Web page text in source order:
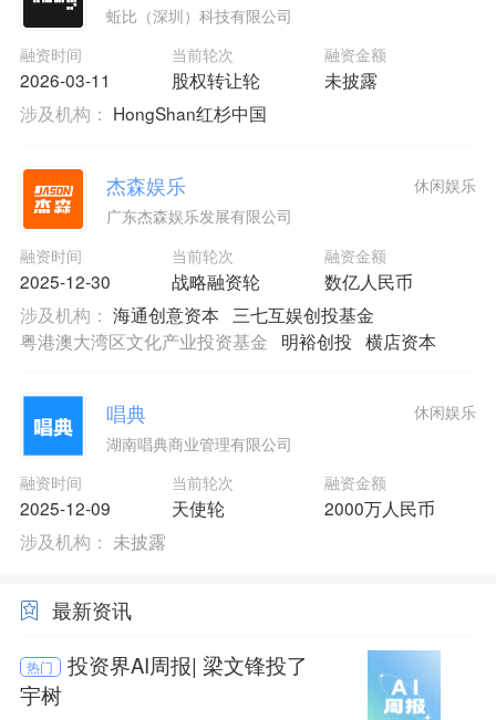
蚯比（深圳）科技有限公司
融资时间
2026-03-11
当前轮次
股权转让轮
融资金额
未披露
涉及机构： HongShan红杉中国
杰森娱乐
广东杰森娱乐发展有限公司
融资时间
2025-12-30
当前轮次
战略融资轮
融资金额
数亿人民币
休闲娱乐
涉及机构： 海通创意资本
三七互娱创投基金
粤港澳大湾区文化产业投资基金
明裕创投 横店资本
唱典
湖南唱典商业管理有限公司
融资时间
2025-12-09
当前轮次
天使轮
融资金额
2000万人民币
休闲娱乐
涉及机构： 未披露
最新资讯
热门
投资界AI周报| 梁文锋投了
宇树